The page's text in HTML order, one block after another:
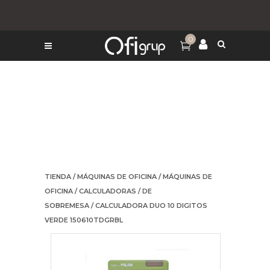
0
TIENDA /MÁQUINAS DE OFICINA /MÁQUINAS DE
OFICINA /CALCULADORAS /DE
SOBREMESA / CALCULADORA DUO 10 DIGITOS
VERDE 150610TDGRBL